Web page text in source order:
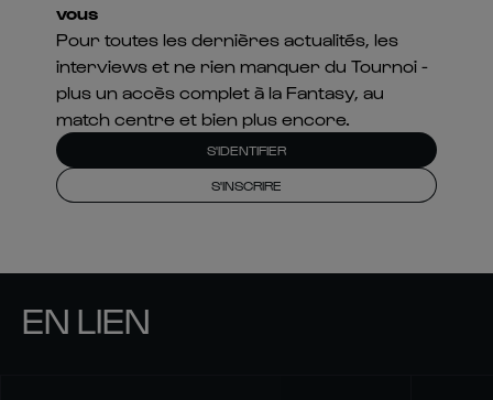
vous
Pour toutes les dernières actualités, les
interviews et ne rien manquer du Tournoi -
plus un accès complet à la Fantasy, au
match centre et bien plus encore.
S'IDENTIFIER
S'INSCRIRE
EN LIEN